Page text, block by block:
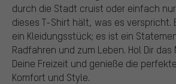
durch die Stadt cruist oder einfach
dieses T-Shirt hält, was es verspricht.
ein Kleidungsstück; es ist ein
Radfahren und zum Leben. Hol Dir
Deine Freizeit und genieße die
Komfort und Style.